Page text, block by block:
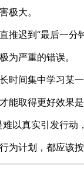
极大。
推迟到“最后一分
为严重的错误。
时间集中学习某
能取得更好效果
以真实引发行动
为计划，都应该